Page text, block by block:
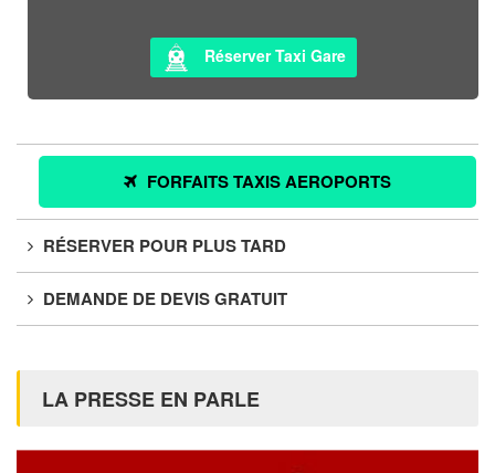
Réserver Taxi Gare
FORFAITS TAXIS AEROPORTS
RÉSERVER POUR PLUS TARD
DEMANDE DE DEVIS GRATUIT
LA PRESSE EN PARLE